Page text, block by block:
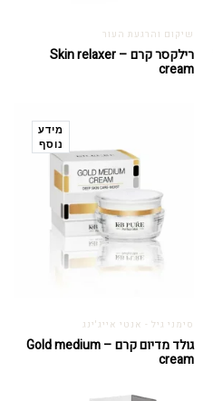
שיקום והרגעת העור
רילקסר קרם – Skin relaxer
cream
מידע
נוסף
סימני גיל - אנטי אייג'ינג
גולד מדיום קרם – Gold medium
cream